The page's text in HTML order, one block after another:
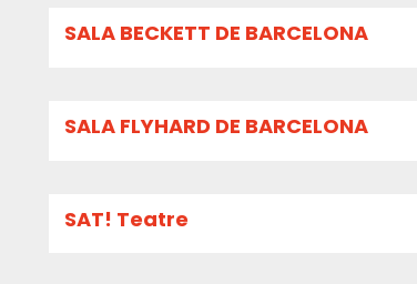
SALA BECKETT DE BARCELONA
SALA FLYHARD DE BARCELONA
SAT! Teatre